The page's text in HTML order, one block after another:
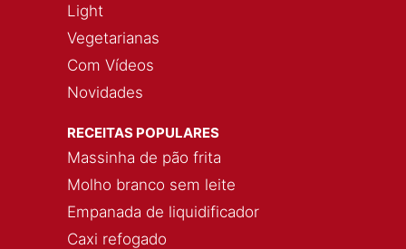
Light
Vegetarianas
Com Vídeos
Novidades
RECEITAS POPULARES
Massinha de pão frita
Molho branco sem leite
Empanada de liquidificador
Caxi refogado